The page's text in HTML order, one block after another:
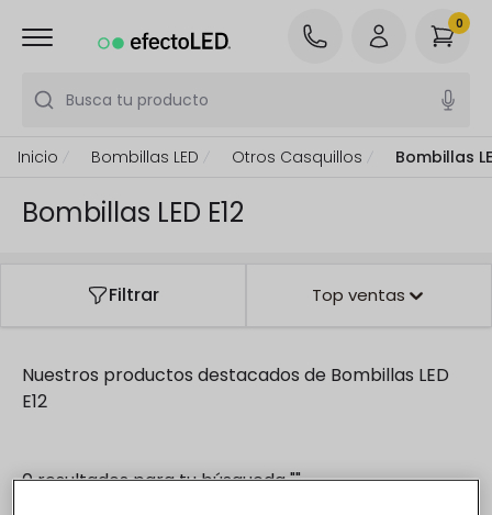
Busca tu producto
0
Inicio Bombillas LED Otros Casquillos Bombillas
Bombillas LED E12
Filtrar Top ventas
Nuestros productos destacados de Bombillas LED
E12
0 resultados para tu búsqueda""